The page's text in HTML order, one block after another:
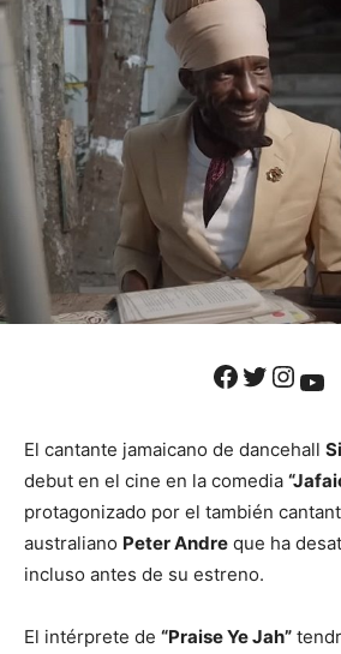
Facebook Twitter Instagram YouTube
El cantante jamaicano de dancehall
debut en el cine en la comedia
protagonizado por el también
australiano Peter Andre que ha
incluso antes de su estreno.
El intérprete de “Praise Ye Jah”